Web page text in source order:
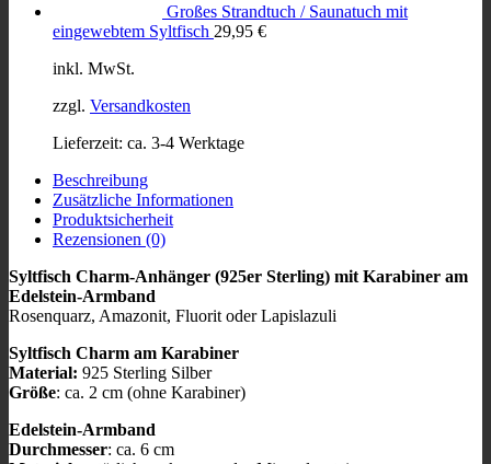
Großes Strandtuch / Saunatuch mit
eingewebtem Syltfisch 29,95 €
inkl. MwSt.
zzgl. Versandkosten
Lieferzeit: ca. 3-4 Werktage
Beschreibung
Zusätzliche Informationen
Produktsicherheit
Rezensionen (0)
Syltfisch Charm-Anhänger (925er Sterling) mit Karabiner am
Edelstein-Armband
Rosenquarz, Amazonit, Fluorit oder Lapislazuli
Syltfisch Charm am Karabiner
Material: 925 Sterling Silber
Größe: ca. 2 cm (ohne Karabiner)
Edelstein-Armband
Durchmesser: ca. 6 cm